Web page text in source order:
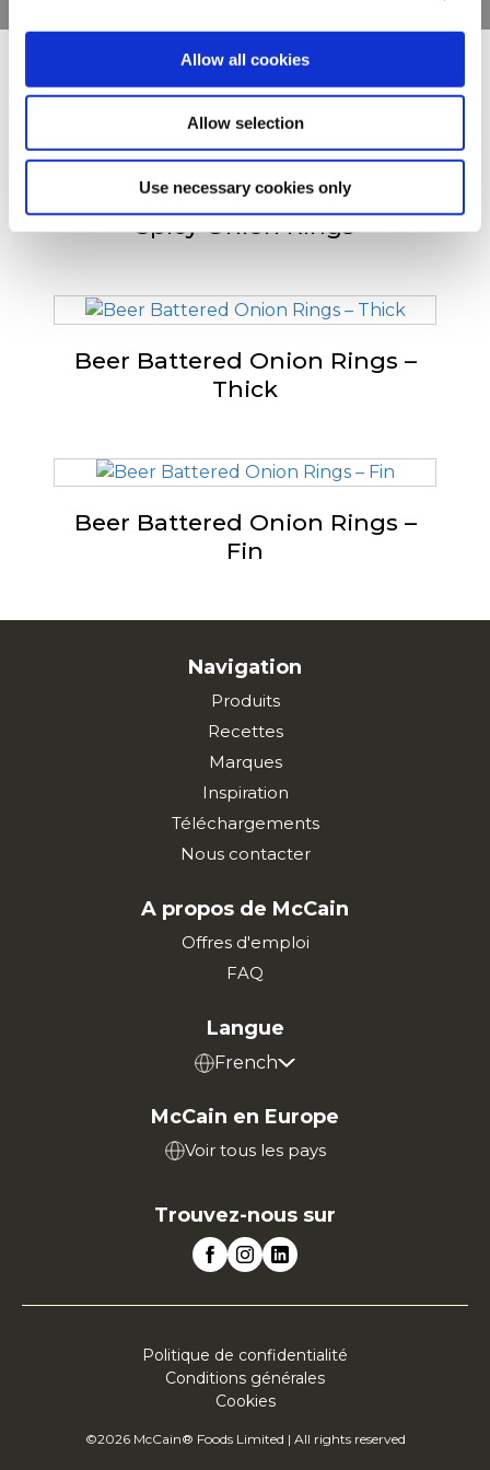
Allow all cookies
Allow selection
Use necessary cookies only
D'autres ont également
Spicy Onion Rings
Beer Battered Onion Rings –
Thick
Beer Battered Onion Rings –
Fin
Navigation
Produits
Recettes
Marques
Inspiration
Téléchargements
Nous contacter
A propos de McCain
Offres d'emploi
FAQ
Langue
French
McCain en Europe
Voir tous les pays
Trouvez-nous sur
Politique de confidentialité
Conditions générales
Cookies
©2026 McCain® Foods Limited | All rights reserved